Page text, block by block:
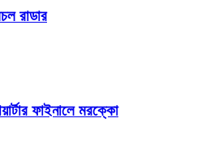
রাডার
ফাইনালে মরক্কো